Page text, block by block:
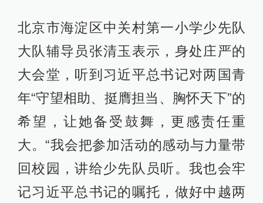
北京市海淀区中关村第一小学少先队
大队辅导员张清玉表示，身处庄严的
大会堂，听到习近平总书记对两国青
年“守望相助、挺膺担当、胸怀天下”的
希望，让她备受鼓舞，更感责任重
大。“我会把参加活动的感动与力量带
回校园，讲给少先队员听。我也会牢
记习近平总书记的嘱托，做好中越两